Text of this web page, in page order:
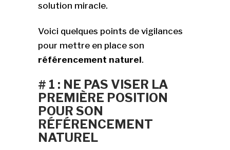
solution miracle.
Voici quelques points de vigilances
pour mettre en place son
référencement naturel.
# 1 : NE PAS VISER LA
PREMIÈRE POSITION
POUR SON
RÉFÉRENCEMENT
NATUREL